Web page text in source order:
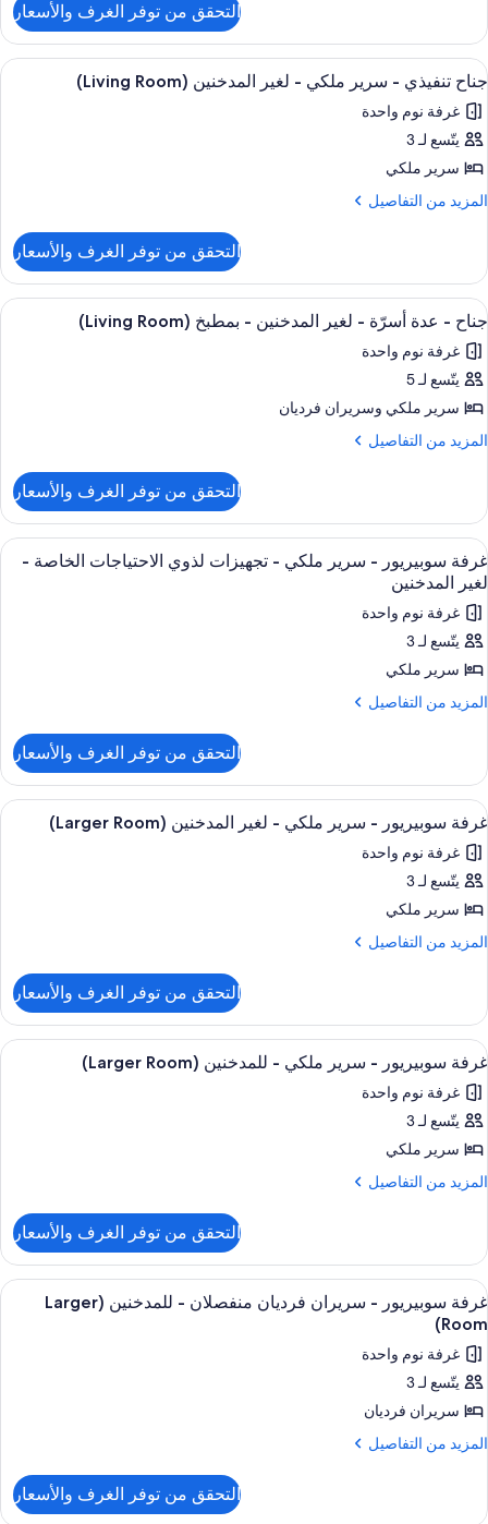
-
لغير
المدخنين
(Larger
Room)
غرفة
سوبيريور
-
سريران
فرديان
منفصلان
لغير
المدخنين
(Larger
التحقق من توفر الغرف والأسعار
استعراض
جميع
صور
جناح
تنفيذي
-
-
لغير
المدخنين
(Living
Room)
4
جناح تنفيذي - سرير ملكي - لغير المدخنين (Living Room)
غرفة نوم واحدة
يتّسع لـ 3
سرير ملكي
المزيد من التفاصيل
المزيد
جناح
تنفيذي
-
سرير
ملكي
المدخنين
(Living
Room)
التحقق من توفر الغرف والأسعار
استعراض
جميع
صور
جناح
-
عدة
لغير
المدخنين
-
بمطبخ
(Living
Room)
8
جناح - عدة أسرّة - لغير المدخنين - بمطبخ (Living Room)
غرفة نوم واحدة
يتّسع لـ 5
سرير ملكي‫‬ وسريران فرديان
المزيد من التفاصيل
المزيد
جناح
عدة
أسرّة
لغير
المدخنين
بمطبخ
(Living
Room)
التحقق من توفر الغرف والأسعار
استعراض
جميع
صور
غرفة
سوبيريور
-
سرير
تجهيزات
لذوي
الاحتياجات
الخاصة
-
لغير
المدخنين
8
غرفة سوبيريور - سرير ملكي - تجهيزات لذوي الاحتياجات الخاصة -
لغير المدخنين
غرفة نوم واحدة
يتّسع لـ 3
سرير ملكي
المزيد من التفاصيل
المزيد
غرفة
سوبيريور
-
سرير
ملكي
تجهيزات
لذوي
الاحتياجات
الخاصة
المدخنين
التحقق من توفر الغرف والأسعار
استعراض
جميع
صور
غرفة
سوبيريور
-
-
لغير
المدخنين
(Larger
Room)
7
غرفة سوبيريور - سرير ملكي - لغير المدخنين (Larger Room)
غرفة نوم واحدة
يتّسع لـ 3
سرير ملكي
المزيد من التفاصيل
المزيد
غرفة
سوبيريور
-
سرير
ملكي
المدخنين
(Larger
Room)
التحقق من توفر الغرف والأسعار
استعراض
جميع
صور
غرفة
سوبيريور
-
-
للمدخنين
(Larger
Room)
7
غرفة سوبيريور - سرير ملكي - للمدخنين (Larger Room)
غرفة نوم واحدة
يتّسع لـ 3
سرير ملكي
المزيد من التفاصيل
المزيد
غرفة
سوبيريور
-
سرير
للمدخنين
(Larger
Room)
التحقق من توفر الغرف والأسعار
استعراض
جميع
صور
غرفة
سوبيريور
-
سريران
-
4
غرفة سوبيريور - سريران فرديان منفصلان - للمدخنين (Larger
Room)
غرفة نوم واحدة
يتّسع لـ 3
سريران فرديان
المزيد من التفاصيل
المزيد
التحقق من توفر الغرف والأسعار